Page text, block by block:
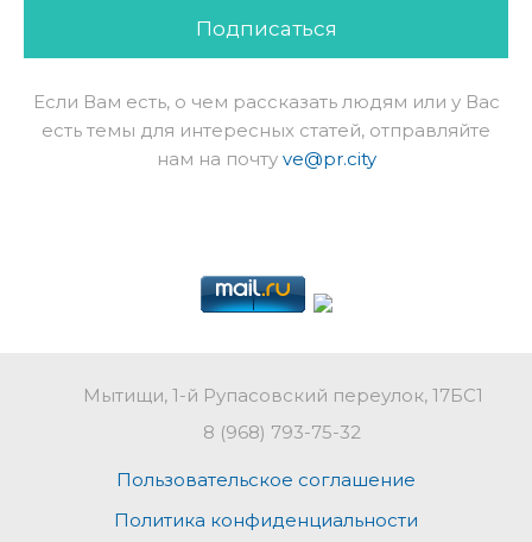
Подписаться
Если Вам есть, о чем рассказать людям или у Вас
есть темы для интересных статей, отправляйте
нам на почту ve@pr.city
Мытищи, 1-й Рупасовский переулок, 17БС1
8 (968) 793-75-32
Пользовательское соглашение
Политика конфиденциальности